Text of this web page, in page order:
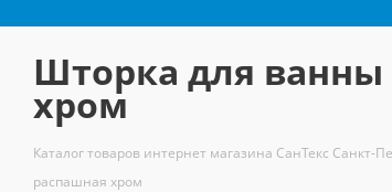
Шторка для ванны
хром
Каталог товаров интернет магазина СанТекс Санкт-
распашная хром